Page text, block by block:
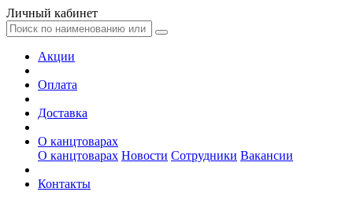
Личный кабинет
Акции
Оплата
Доставка
О канцтоварах
О канцтоварах Новости Сотрудники Вакансии
Контакты